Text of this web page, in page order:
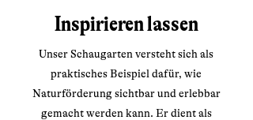
Inspirieren lassen
Unser Schaugarten versteht sich als
praktisches Beispiel dafür, wie
Naturförderung sichtbar und erlebbar
gemacht werden kann. Er dient als